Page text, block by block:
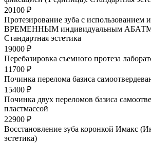
20100 ₽
Протезирование зуба с использованием
ВРЕМЕННЫМ индивидуальным
Стандартная эстетика
19000 ₽
Перебазировка съемного протеза
11700 ₽
Починка перелома базиса
15400 ₽
Починка двух переломов базиса
пластмассой
22900 ₽
Восстановление зуба коронкой Имакс
эстетика)